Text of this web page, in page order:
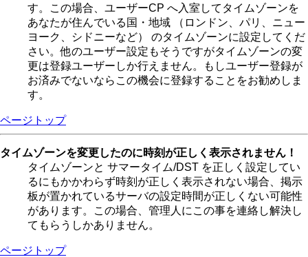
す。この場合、ユーザーCP へ入室してタイムゾーンを
あなたが住んでいる国・地域 （ロンドン、パリ、ニュー
ヨーク、シドニーなど） のタイムゾーンに設定してくだ
さい。他のユーザー設定もそうですがタイムゾーンの変
更は登録ユーザーしか行えません。もしユーザー登録が
お済みでないならこの機会に登録することをお勧めしま
す。
ページトップ
タイムゾーンを変更したのに時刻が正しく表示されません！
タイムゾーンと サマータイム/DST を正しく設定してい
るにもかかわらず時刻が正しく表示されない場合、掲示
板が置かれているサーバの設定時間が正しくない可能性
があります。この場合、管理人にこの事を連絡し解決し
てもらうしかありません。
ページトップ